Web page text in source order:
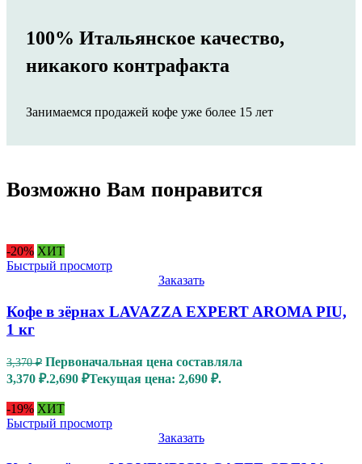
100% Итальянское качество,
никакого контрафакта
Занимаемся продажей кофе уже более 15 лет
Возможно Вам понравится
-20% ХИТ
Быстрый просмотр
Заказать
Кофе в зёрнах LAVAZZA EXPERT AROMA PIU,
1 кг
3,370₽ Первоначальная цена составляла
3,370 ₽.2,690 ₽Текущая цена: 2,690 ₽.
-19% ХИТ
Быстрый просмотр
Заказать